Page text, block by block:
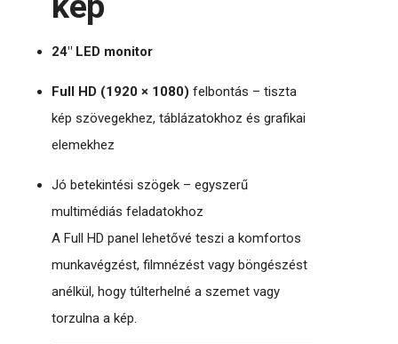
24″ LED monitor
Full HD (1920 × 1080) felbontás – tiszta
kép szövegekhez, táblázatokhoz és grafikai
elemekhez
Jó betekintési szögek – egyszerű
multimédiás feladatokhoz
A Full HD panel lehetővé teszi a komfortos
munkavégzést, filmnézést vagy böngészést
anélkül, hogy túlterhelné a szemet vagy
torzulna a kép.